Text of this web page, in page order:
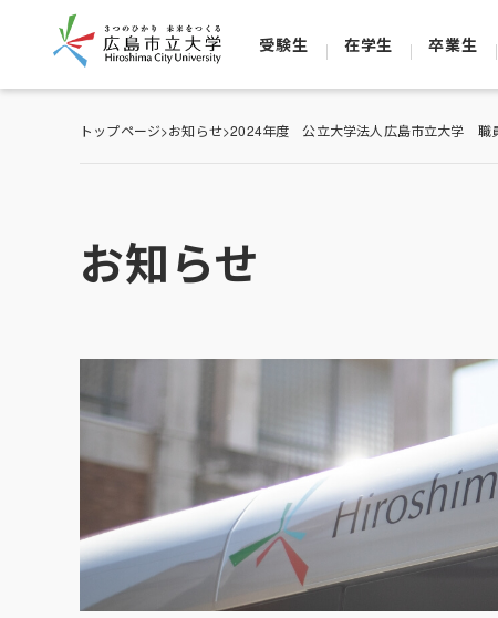
受験生 在学生 卒業生
トップページ>お知らせ>2024年度 公立大学法人広島市立大学 職員
お知らせ